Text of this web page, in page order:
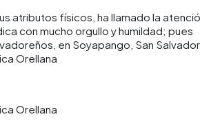
atributos físicos, ha llamado la
con mucho orgullo y humildad; pues
en Soyapango, San Salvador.
Orellana
Orellana